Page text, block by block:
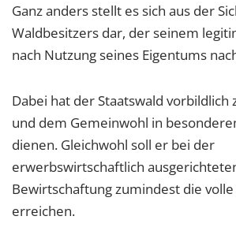
Ganz anders stellt es sich aus der
Waldbesitzers dar, der seinem
nach Nutzung seines Eigentums
Dabei hat der Staatswald vorbildlich
und dem Gemeinwohl in
dienen. Gleichwohl soll er bei der
erwerbswirtschaftlich
Bewirtschaftung zumindest die
erreichen.